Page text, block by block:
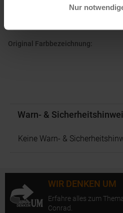
Nur
Original Farbbezeichnung:
Warn- &
Keine Warn- &
WIR DENKEN UM
Erfahre alles zum
Conrad.